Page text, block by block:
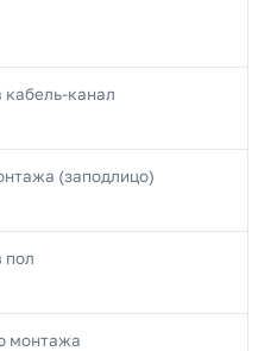
кабель-канал
(заподлицо)
пол
монтажа